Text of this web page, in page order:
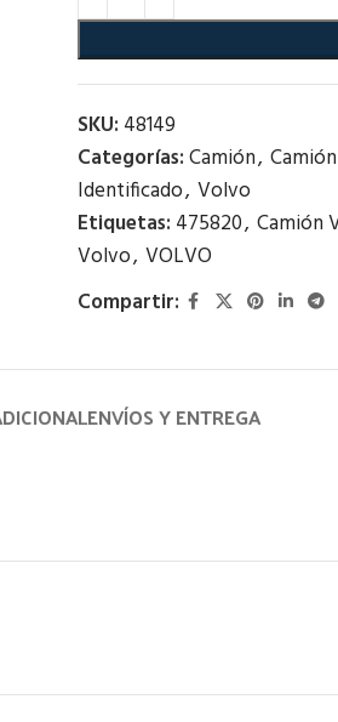
SKU: 48149
Categorías:Camión,
Identificado, Volvo
Etiquetas: 475820, Camión
Volvo, VOLVO
Compartir:
ENVÍOS Y ENTREGA